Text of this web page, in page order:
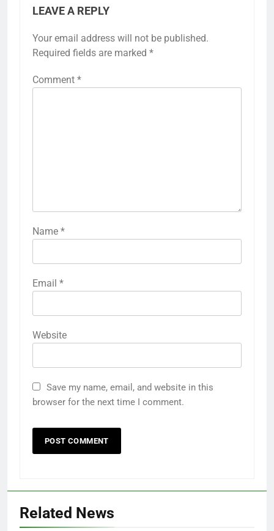
LEAVE A REPLY
Your email address will not be published.
Required fields are marked *
Comment *
Name *
Email *
Website
Save my name, email, and website in this
browser for the next time I comment.
Related News